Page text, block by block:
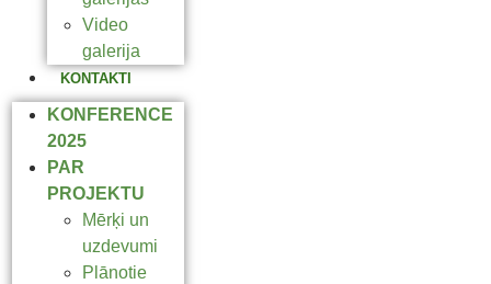
Video
galerija
KONTAKTI
KONFERENCE
2025
PAR
PROJEKTU
Mērķi un
uzdevumi
Plānotie